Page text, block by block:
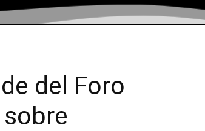
del Foro
sobre